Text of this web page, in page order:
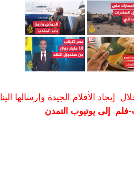
إيجاد الأفلام الجيدة وإرسالها الينا
فلم إلى يوتيوب التمدن